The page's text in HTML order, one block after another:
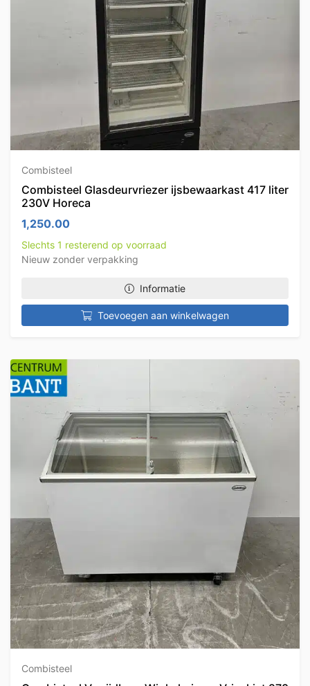
Combisteel
Combisteel Glasdeurvriezer ijsbewaarkast 417 liter
230V Horeca
1,250.00
Slechts 1 resterend op voorraad
Nieuw zonder verpakking
Informatie
Toevoegen aan winkelwagen
Combisteel